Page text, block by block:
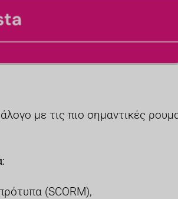
με τις πιο σημαντικές
(SCORM),